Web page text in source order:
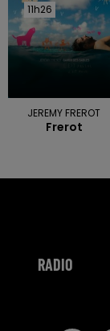
11h26
11h26
JEREMY FREROT
Frerot
RADIO